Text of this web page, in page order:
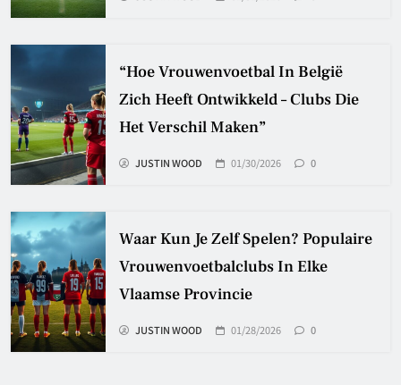
“Hoe Vrouwenvoetbal In België
Zich Heeft Ontwikkeld – Clubs Die
Het Verschil Maken”
JUSTIN WOOD 01/30/2026 0
Waar Kun Je Zelf Spelen? Populaire
Vrouwenvoetbalclubs In Elke
Vlaamse Provincie
JUSTIN WOOD 01/28/2026 0